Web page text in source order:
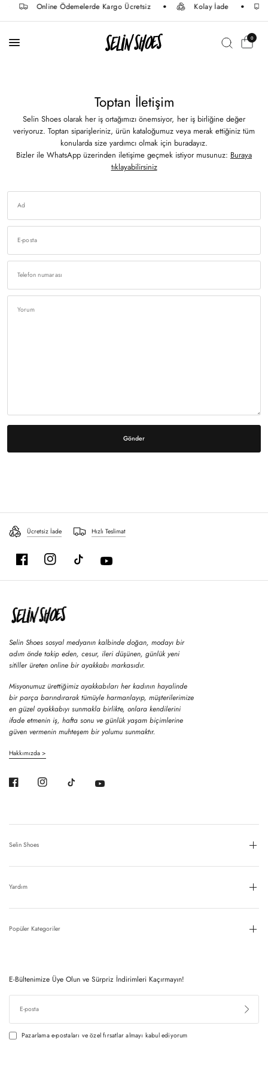
Online Ödemelerde Kargo Ücretsiz Kolay İade
0
Toptan İletişim
Selin Shoes olarak her iş ortağımızı önemsiyor, her iş birliğine değer
veriyoruz. Toptan siparişleriniz, ürün kataloğumuz veya merak ettiğiniz tüm
konularda size yardımcı olmak için buradayız.
Bizler ile WhatsApp üzerinden iletişime geçmek istiyor musunuz: Buraya
tıklayabilirsiniz
Ad
E-posta
Telefon numarası
Yorum
Ücretsiz İade Hızlı Teslimat
Selin Shoes sosyal medyanın kalbinde doğan, modayı bir
adım önde takip eden, cesur, ileri düşünen, günlük yeni
sitiller üreten online bir ayakkabı markasıdır.
Misyonumuz ürettiğimiz ayakkabıları her kadının hayalinde
bir parça barındırarak tümüyle harmanlayıp, müşterilerimize
en güzel ayakkabıyı sunmakla birlikte, onlara kendilerini
ifade etmenin iş, hafta sonu ve günlük yaşam biçimlerine
güven vermenin muhteşem bir yolumu sunmaktır.
Hakkımızda >
Selin Shoes
Yardım
Popüler Kategoriler
E-Bültenimize Üye Olun ve Sürpriz İndirimleri Kaçırmayın!
Pazarlama e-postaları ve özel fırsatlar almayı kabul ediyorum